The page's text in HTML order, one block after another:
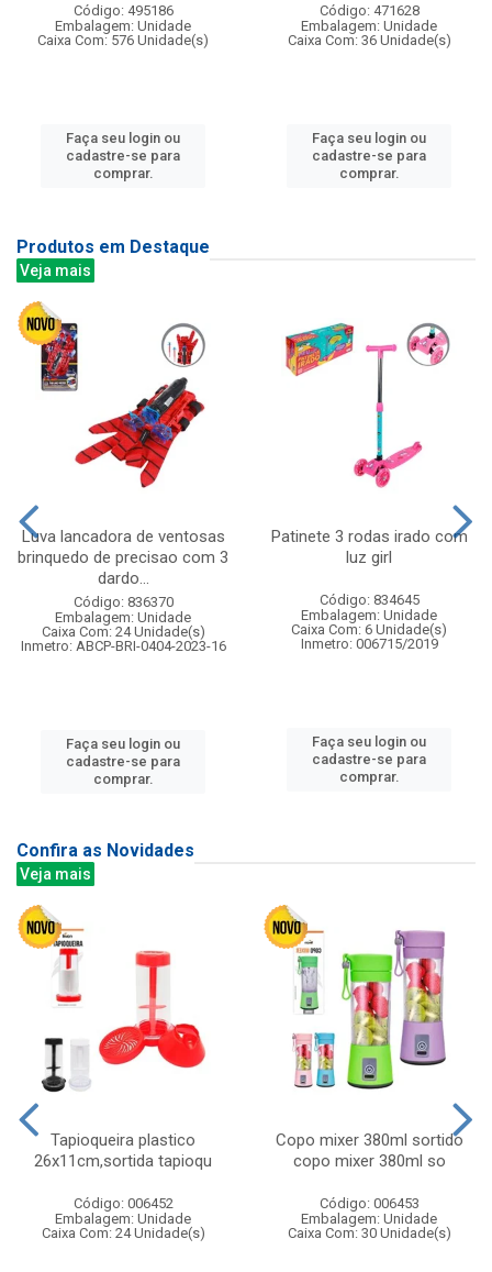
Código: 495186
Embalagem: Unidade
Caixa Com: 576 Unidade(s)
Faça seu login ou
cadastre-se para
comprar.
Código: 471628
Embalagem: Unidade
Caixa Com: 36 Unidade(s)
Faça seu login ou
cadastre-se para
comprar.
Produtos em Destaque
Veja mais
Luva lancadora de ventosas
brinquedo de precisao com 3
dardo...
Código: 836370
Embalagem: Unidade
Caixa Com: 24 Unidade(s)
Inmetro: ABCP-BRI-0404-2023-16
Faça seu login ou
cadastre-se para
comprar.
Patinete 3 rodas irado com
luz girl
Código: 834645
Embalagem: Unidade
Caixa Com: 6 Unidade(s)
Inmetro: 006715/2019
Faça seu login ou
cadastre-se para
comprar.
Confira as Novidades
Veja mais
Tapioqueira plastico
26x11cm,sortida tapioqu
Código: 006452
Embalagem: Unidade
Caixa Com: 24 Unidade(s)
Copo mixer 380ml sortido
copo mixer 380ml so
Código: 006453
Embalagem: Unidade
Caixa Com: 30 Unidade(s)